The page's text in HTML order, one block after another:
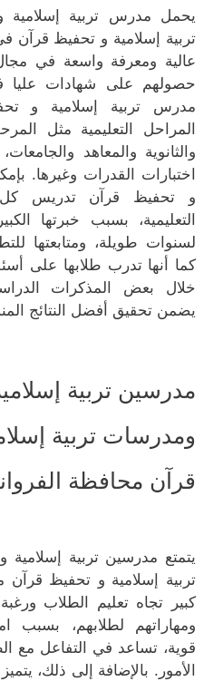
يحمل مدرس تربية
تربية إسلامية و تحفيظ
عالية ومعرفة واسعة في
حصولهم على شهادات عليا
مدرس تربية إسلامية و
المراحل التعليمية مثل
والثانوية والمعاهد
اختبارات القدرات وغيرها.
و تحفيظ قرآن تدريس كل
التعليمية، بسبب خبرتها
لسنوات طويلة، ومتابعتها
كما أنها تدرب طلابها على
خلال بعض المذكرات
يضمن تحقيق أفضل النتائج
مدرسين تربية
ومدرسات تربية
قرآن محافظة
يتمتع مدرسين تربية
تربية إسلامية و تحفيظ
كبير تجاه تعليم الطلاب
ومهاراتهم لطلابهم، بسبب
قوية، تساعد في التفاعل مع
الأمور. بالإضافة إلى ذلك،